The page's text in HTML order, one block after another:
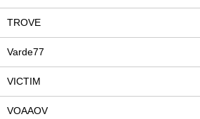
TROVE
Varde77
VICTIM
VOAAOV